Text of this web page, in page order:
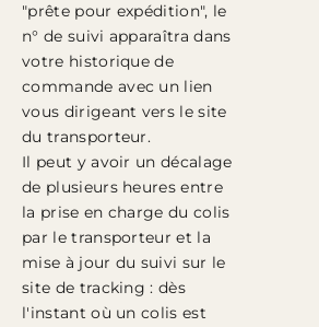
"prête pour expédition", le
n° de suivi apparaîtra dans
votre historique de
commande avec un lien
vous dirigeant vers le site
du transporteur.
Il peut y avoir un décalage
de plusieurs heures entre
la prise en charge du colis
par le transporteur et la
mise à jour du suivi sur le
site de tracking : dès
l'instant où un colis est